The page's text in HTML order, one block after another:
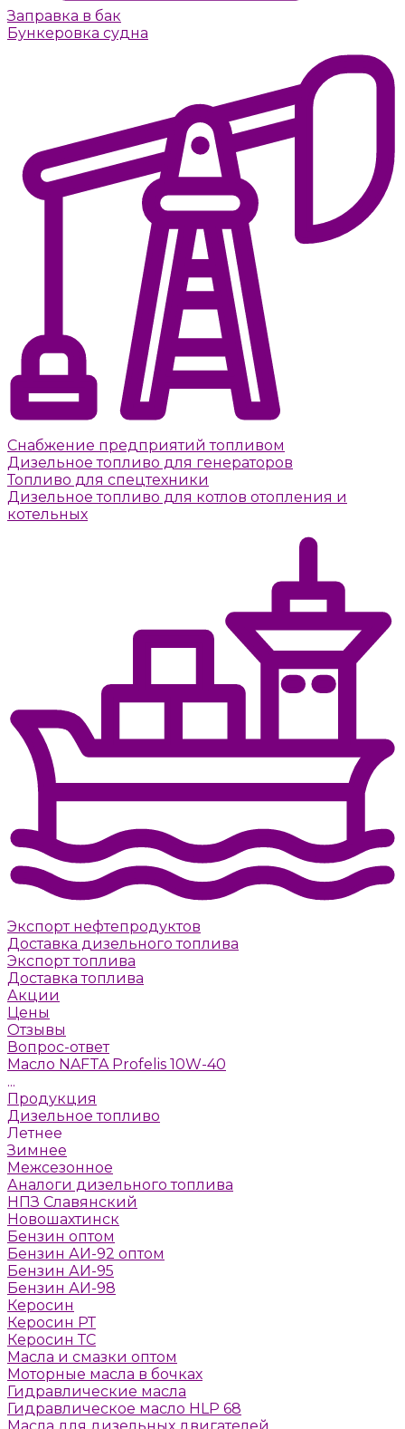
Заправка в бак
Бункеровка судна
Снабжение предприятий топливом
Дизельное топливо для генераторов
Топливо для спецтехники
Дизельное топливо для котлов отопления и
котельных
Экспорт нефтепродуктов
Доставка дизельного топлива
Экспорт топлива
Доставка топлива
Акции
Цены
Отзывы
Вопрос-ответ
Масло NAFTA Profelis 10W-40
...
Продукция
Дизельное топливо
Летнее
Зимнее
Межсезонное
Аналоги дизельного топлива
НПЗ Славянский
Новошахтинск
Бензин оптом
Бензин АИ-92 оптом
Бензин АИ-95
Бензин АИ-98
Керосин
Керосин РТ
Керосин ТС
Масла и смазки оптом
Моторные масла в бочках
Гидравлические масла
Гидравлическое масло HLP 68